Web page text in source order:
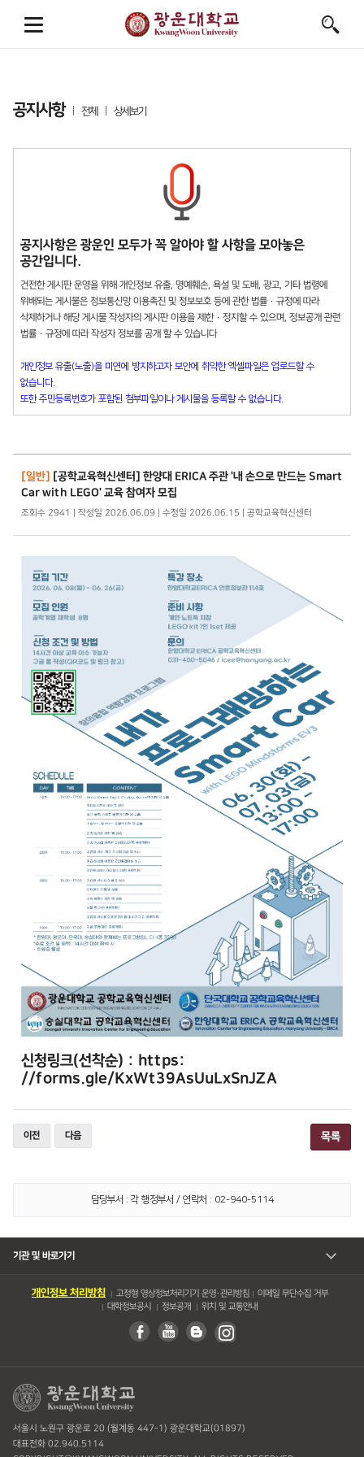
공지사항 전체 상세보기
공지사항은 광운인 모두가 꼭 알아야 할 사항을 모아놓은
공간입니다.
건전한 게시판 운영을 위해 개인정보 유출, 명예훼손, 욕설 및 도배, 광고, 기타 법령에
위배되는 게시물은 정보통신망 이용촉진 및 정보보호 등에 관한 법률 · 규정에 따라
삭제하거나 해당 게시물 작성자의 게시판 이용을 제한 · 정지할 수 있으며, 정보공개 관련
법률 · 규정에 따라 작성자 정보를 공개 할 수 있습니다
개인정보 유출(노출)을 미연에 방지하고자 보안에 취약한 엑셀파일은 업로드할 수
없습니다.
또한 주민등록번호가 포함된 첨부파일이나 게시물을 등록할 수 없습니다.
[일반] [공학교육혁신센터] 한양대 ERICA 주관 '내 손으로 만드는 Smart
Car with LEGO' 교육 참여자 모집
조회수 2941 | 작성일 2026.06.09 | 수정일 2026.06.15 | 공학교육혁신센터
신청링크(선착순) : https:
//forms.gle/KxWt39AsUuLxSnJZA
이전 다음 목록
담당부서 : 각 행정부서 / 연락처 : 02-940-5114
기관 및 바로가기
개인정보 처리방침 고정형 영상정보처리기기 운영・관리방침
이메일 무단수집 거부
대학정보공시
정보공개 위치 및 교통안내
서울시 노원구 광운로 20 (월계동 447-1) 광운대학교(01897)
대표전화 02.940.5114